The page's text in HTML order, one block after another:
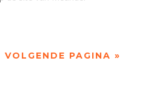
VOLGENDE PAGINA »